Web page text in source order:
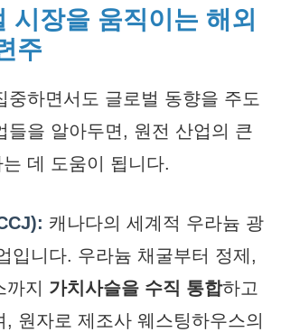
시장을 움직이는 해외
주
중하면서도 글로벌 동향을 주도
들을 알아두면, 원전 산업의 큰
데 도움이 됩니다.
캐나다의 세계적 우라늄 광
입니다. 우라늄 채굴부터 정제,
까지 가치사슬을 수직 통합하고
, 원자로 제조사 웨스팅하우스의